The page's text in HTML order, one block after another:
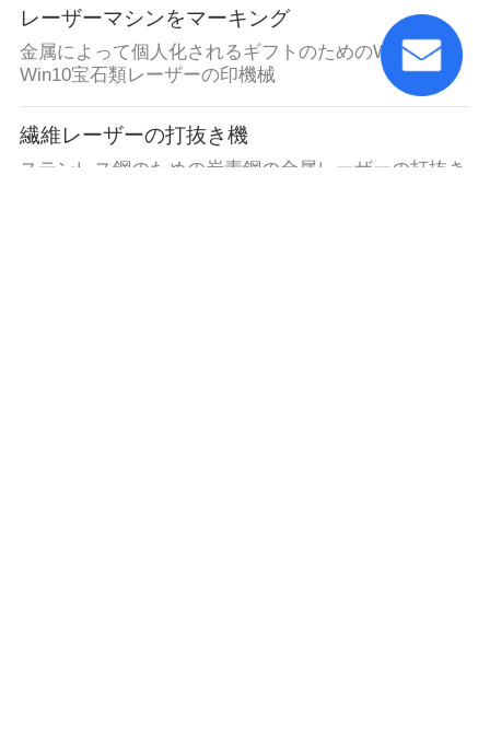
レーザーマシンをマーキング
金属によって個人化されるギフトのためのWin7か
Win10宝石類レーザーの印機械
繊維レーザーの打抜き機
ステンレス鋼のための炭素鋼の金属レーザーの打抜き